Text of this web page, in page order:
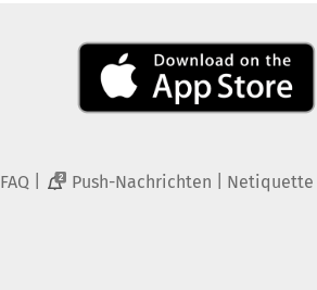
FAQ 2 Push-Nachrichten Netiquette